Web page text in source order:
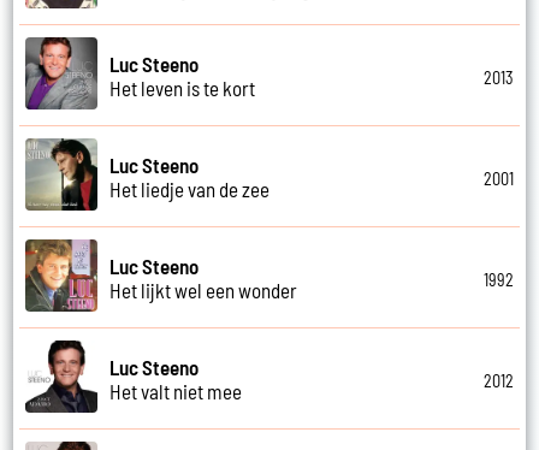
Luc Steeno
Het leven is te kort
2013
Luc Steeno
Het liedje van de zee
2001
Luc Steeno
Het lijkt wel een wonder
1992
Luc Steeno
Het valt niet mee
2012